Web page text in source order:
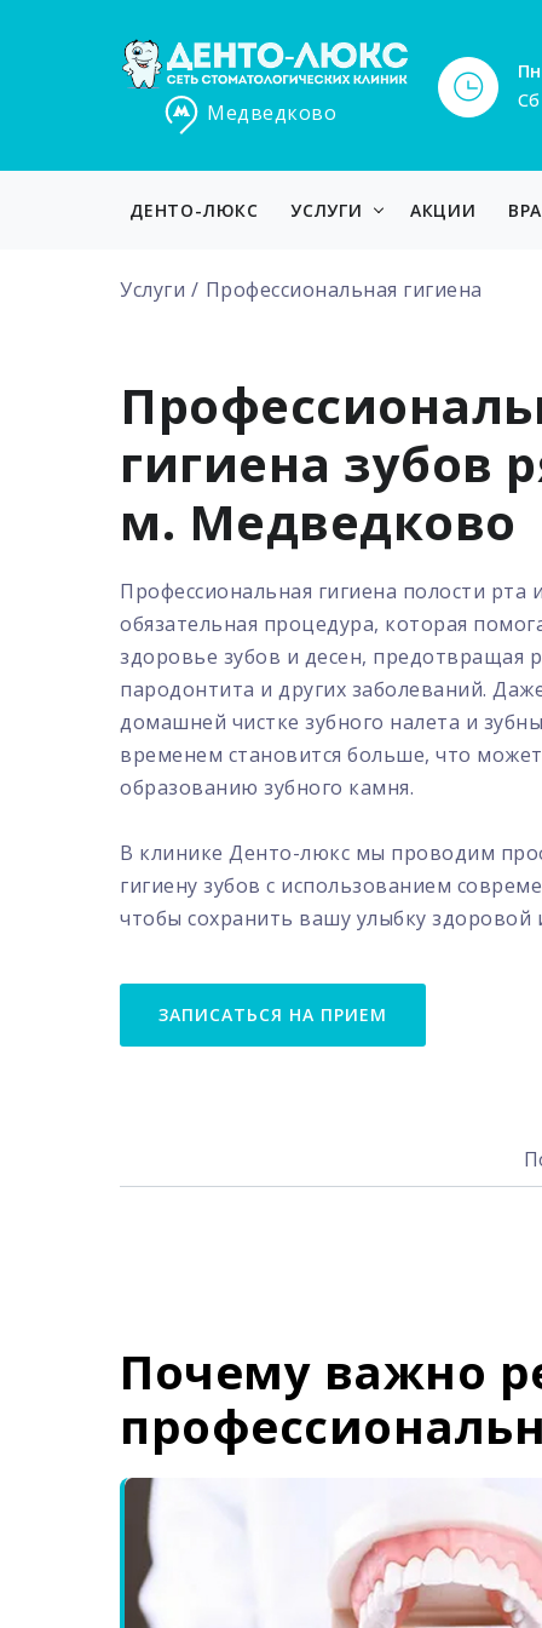
Медведково
ДЕНТО-ЛЮКС УСЛУГИ АКЦИИ
Услуги Профессиональная гигиена
гигиена зубов
м. Медведково
Профессиональная гигиена полости рта
обязательная процедура, которая
здоровье зубов и десен, предотвращая
пародонтита и других заболеваний.
домашней чистке зубного налета и
временем становится больше, что
образованию зубного камня.
В клинике Денто-люкс мы проводим
гигиену зубов с использованием
чтобы сохранить вашу улыбку
ЗАПИСАТЬСЯ НА ПРИЕМ
Почему важно